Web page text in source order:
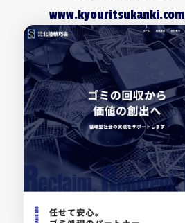
www.kyouritsukanki.com